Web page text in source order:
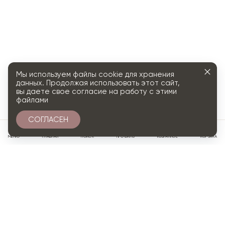
МЕНЮ ГЛАВНАЯ ПОИСК ПРОФИЛЬ ИЗБРАННОЕ КОРЗИНА
Мы используем файлы cookie для хранения
данных. Продолжая использовать этот сайт,
вы даете свое согласие на работу с этими
файлами
СОГЛАСЕН